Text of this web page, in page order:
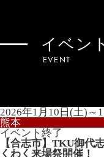
イベン
EVENT
2026年1月10日(土)～
熊本
イベント終了
【合志市】TKU御代
くわく来場祭開催！